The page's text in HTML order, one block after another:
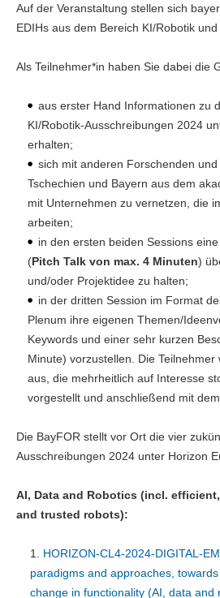
Auf der Veranstaltung stellen sich
EDIHs aus dem Bereich KI/Robotik
Als Teilnehmer*in haben Sie dabei die
aus erster Hand Informationen zu
KI/Robotik-Ausschreibungen 2024
erhalten;
sich mit anderen Forschenden
Tschechien und Bayern aus dem
mit Unternehmen zu vernetzen, die
arbeiten;
in den ersten beiden Sessions
(Pitch Talk von max. 4 Minuten)
und/oder Projektidee zu halten;
in der dritten Session im Format des
Plenum ihre eigenen Themen/
Keywords und einer sehr kurzen
Minute) vorzustellen. Die
aus, die mehrheitlich auf Interesse
vorgestellt und anschließend mit
Die BayFOR stellt vor Ort die vier
Ausschreibungen 2024 unter Horizon
AI, Data and Robotics (incl.
and trusted robots):
HORIZON-CL4-2024-DIGITAL-
paradigms and approaches,
change in functionality (AI, data and